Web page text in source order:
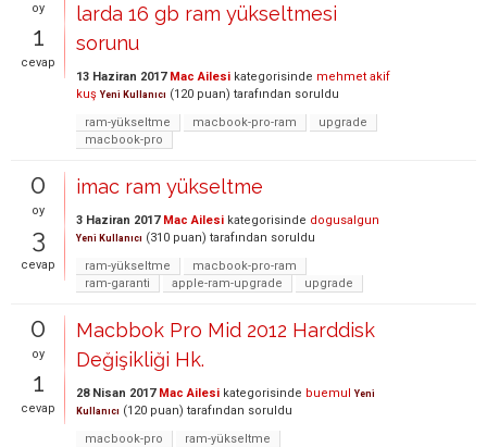
oy
1
cevap
larda 16 gb ram yükseltmesi
sorunu
13 Haziran 2017 Mac Ailesi kategorisinde mehmet akif
kuş Yeni Kullanıcı (120 puan) tarafından soruldu
ram-yükseltme
macbook-pro-ram
upgrade
macbook-pro
0
oy
3
cevap
imac ram yükseltme
3 Haziran 2017 Mac Ailesi kategorisinde dogusalgun
Yeni Kullanıcı (310 puan) tarafından soruldu
ram-yükseltme
macbook-pro-ram
ram-garanti
apple-ram-upgrade upgrade
0
oy
1
cevap
Macbbok Pro Mid 2012 Harddisk
Değişikliği Hk.
28 Nisan 2017 Mac Ailesi kategorisinde buemul Yeni
Kullanıcı (120 puan) tarafından soruldu
macbook-pro
ram-yükseltme